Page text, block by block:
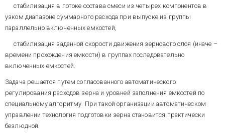
времени непрерывно
оценивать распределения масс
зерна в системе емкостей по
притока при автоматической
корректировке погрешности
(рис. 4 и 6). За счет этого мы
объекте 18 непрерывных
уровнемеров, сократив
стоимость КТС системы почти
на 30 %.
Рис. 6. Процессы стабилизации
уровня зерна в емкостях цеха
подготовки зерна
В настоящее время система
работает на сортовой мельнице
зерна в сутки ОАО "Ржевский
комбинат хлебопродуктов" в
МЕЛЬНИЦЫ ООО АГРОТЕК
стабилизация в потоке состава смеси из четырех компонентов в
узком диапазоне суммарного расхода при выпуске из группы
параллельно включенных емкостей,
стабилизация заданной скорости движения зернового слоя (иначе –
времени прохождения емкости) в группах последовательно
включенных емкостей.
Задача решается путем согласованного автоматического
регулирования расходов зерна и уровней заполнения емкостей по
специальному алгоритму. При такой организации автоматическом
управлении технология подготовки зерна становится практически
безлюдной.